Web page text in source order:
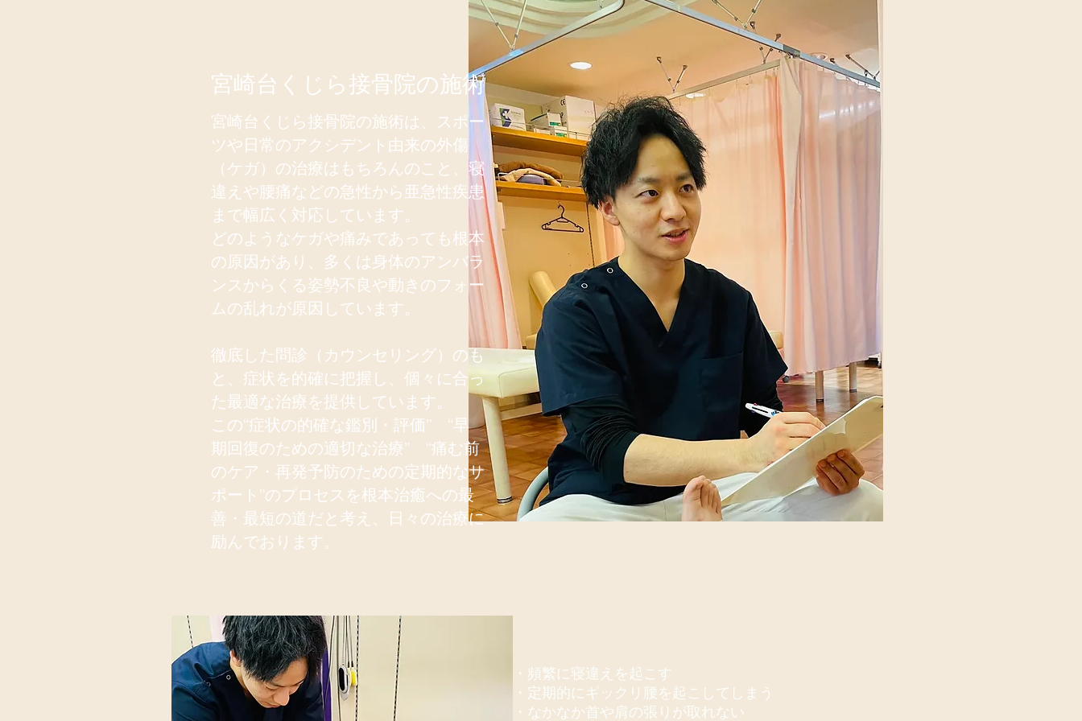
宮崎台くじら接骨院の施術
宮崎台くじら接骨院の施術は、スポー
ツや日常のアクシデント由来の外傷
（ケガ）の治療はもちろんのこと、寝
違えや腰痛などの急性から亜急性疾患
まで幅広く対応しています。
どのようなケガや痛みであっても根本
の原因があり、多くは身体のアンバラ
ンスからくる姿勢不良や動きのフォー
ムの乱れが原因しています。
徹底した問診（カウンセリング）のも
と、症状を的確に把握し、個々に合っ
た最適な治療を提供しています。
この“症状の的確な鑑別・評価” “早
期回復のための適切な治療” “痛む前
のケア・再発予防のための定期的なサ
ポート”のプロセスを根本治癒への最
善・最短の道だと考え、日々の治療に
励んでおります。
・頻繁に寝違えを起こす
・定期的にギックリ腰を起こしてしまう
・なかなか首や肩の張りが取れない